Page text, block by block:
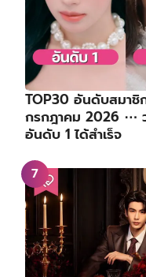
TOP30 อันดับสมาชิ
กรกฎาคม 2026 ⋯
อันดับ 1 ได้สำเร็จ